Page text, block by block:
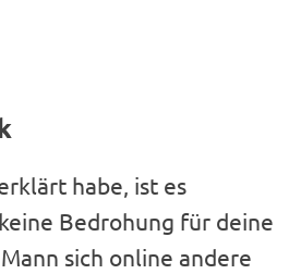
habe, ist es
Bedrohung für deine
sich online andere